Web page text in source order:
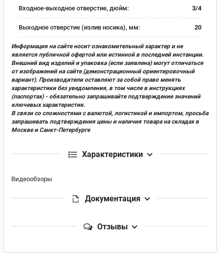
Входное-выходное отверстие, дюйм: 3/4
Выходное отверстие (излив носика), мм: 20
Информация на сайте носит ознакомительный характер и не
является публичной офертой или истинной в последней инстанции.
Внешний вид изделий и упаковка (если заявлена) могут отличаться
от изображений на сайте (демонстрационный ориентировочный
вариант). Производители оставляют за собой право менять
характеристики без уведомления, в том числе в инструкциях
(паспортах) - обязательно запрашивайте подтверждение значений
ключевых характеристик.
В связи со сложностями с валютой, логистикой и импортом, просьба
запрашивать подтверждения цены и наличия товара на складах в
Москве и Санкт-Петербурге
Характеристики
Видеообзоры
Документация
Отзывы